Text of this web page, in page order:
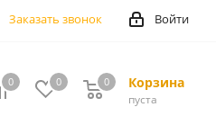
Войти
Заказать звонок
0 0 Корзина
0
пуста
0